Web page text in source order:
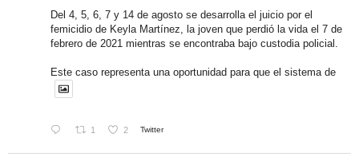
Del 4, 5, 6, 7 y 14 de agosto se desarrolla el juicio por el
femicidio de Keyla Martínez, la joven que perdió la vida el 7 de
febrero de 2021 mientras se encontraba bajo custodia policial.
Este caso representa una oportunidad para que el sistema de
1 2 Twitter